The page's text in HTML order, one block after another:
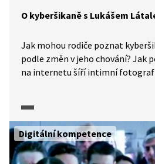
O kyberšikaně s Lukášem
Jak mohou rodiče poznat
podle změn v jeho chování? Jak
na internetu šíří intimní
na sociálních sítích? Nejen na
Lukáš Látal, metodik programu
a vedoucí lektor spolku Nebuď
Digitální kompetence